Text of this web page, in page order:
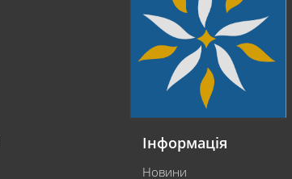
Інформація
Новини